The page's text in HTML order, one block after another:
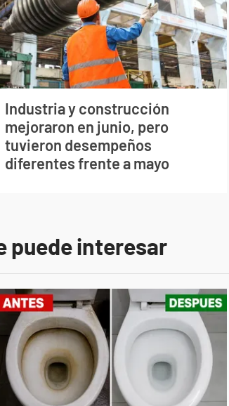
Industria y construcción
mejoraron en junio, pero
tuvieron desempeños
diferentes frente a mayo
puede interesar